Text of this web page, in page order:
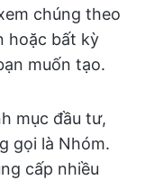
chúng theo
hoặc bất kỳ
muốn tạo.
mục đầu tư,
gọi là Nhóm.
cấp nhiều